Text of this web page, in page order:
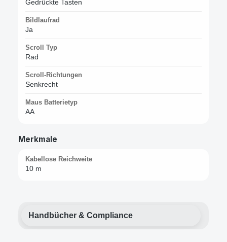
Gedrückte Tasten
Bildlaufrad
Ja
Scroll Typ
Rad
Scroll-Richtungen
Senkrecht
Maus Batterietyp
AA
Merkmale
Kabellose Reichweite
10 m
Handbücher & Compliance